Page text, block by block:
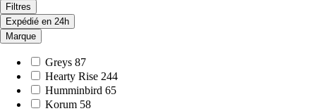
Filtres
Expédié en 24h
Marque
Greys 87
Hearty Rise 244
Humminbird 65
Korum 58